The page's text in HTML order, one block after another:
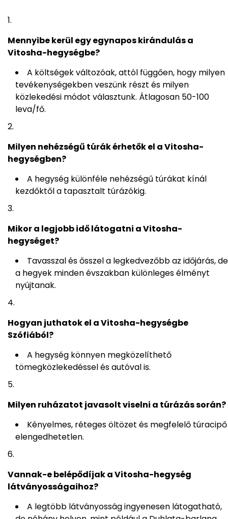
Mennyibe kerül egy egynapos kirándulás a
Vitosha-hegységbe?
A költségek változóak, attól függően, hogy milyen
tevékenységekben veszünk részt és milyen
közlekedési módot választunk. Átlagosan 50-100
leva/fő.
Milyen nehézségű túrák érhetők el a Vitosha-
hegységben?
A hegység különféle nehézségű túrákat kínál
kezdőktől a tapasztalt túrázókig.
Mikor a legjobb idő látogatni a Vitosha-
hegységet?
Tavasszal és ősszel a legkedvezőbb az időjárás, de
a hegyek minden évszakban különleges élményt
nyújtanak.
Hogyan juthatok el a Vitosha-hegységbe
Szófiából?
A hegység könnyen megközelíthető
tömegközlekedéssel és autóval is.
Milyen ruházatot javasolt viselni a túrázás során?
Kényelmes, réteges öltözet és megfelelő túracipő
elengedhetetlen.
Vannak-e belépődíjak a Vitosha-hegység
látványosságaihoz?
A legtöbb látványosság ingyenesen látogatható,